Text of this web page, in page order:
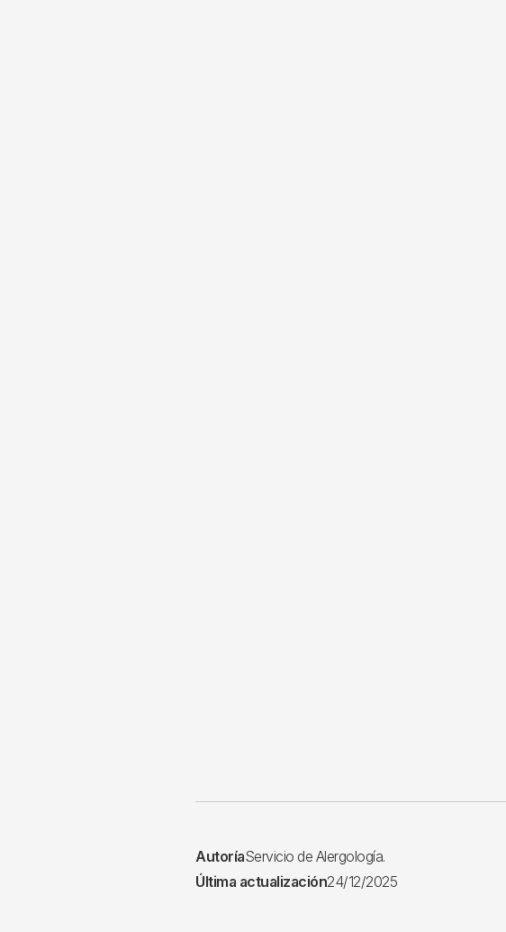
AutoríaServicio de Alergología.
Última actualización24/12/2025